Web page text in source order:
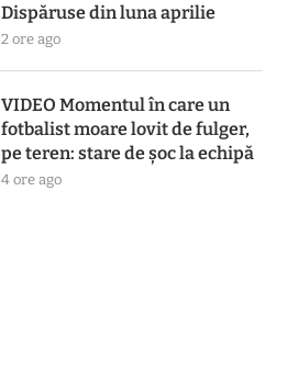
Dispăruse din luna aprilie
2 ore ago
VIDEO Momentul în care un
fotbalist moare lovit de fulger,
pe teren: stare de șoc la echipă
4 ore ago